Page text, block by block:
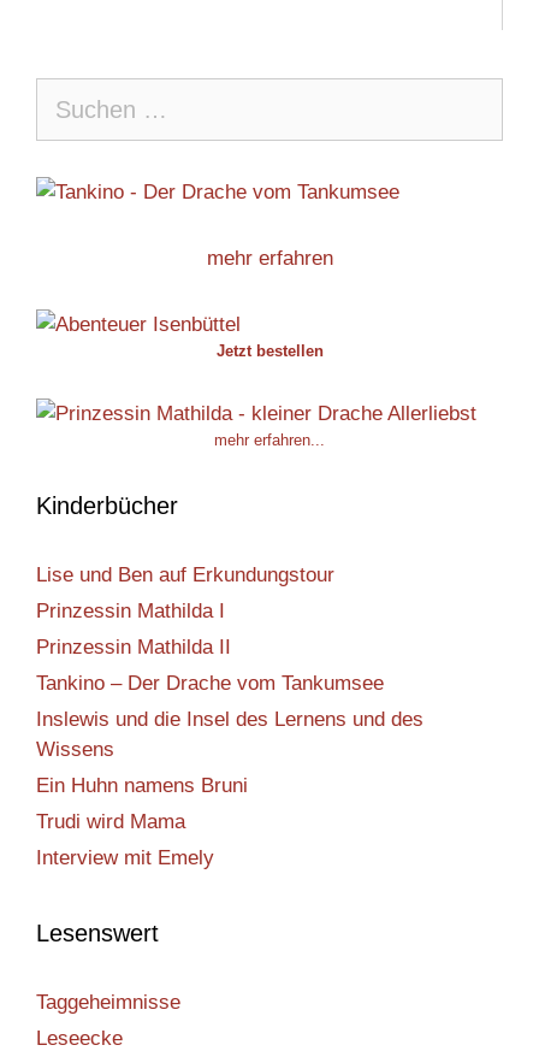
nach:
mehr erfahren
Jetzt bestellen
mehr erfahren...
Kinderbücher
Lise und Ben auf Erkundungstour
Prinzessin Mathilda I
Prinzessin Mathilda II
Tankino – Der Drache vom Tankumsee
Inslewis und die Insel des Lernens und des
Wissens
Ein Huhn namens Bruni
Trudi wird Mama
Interview mit Emely
Lesenswert
Taggeheimnisse
Leseecke